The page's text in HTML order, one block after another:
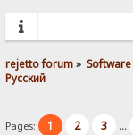
rejetto forum» Software
Pусский
Pages: 1 2 3 ...